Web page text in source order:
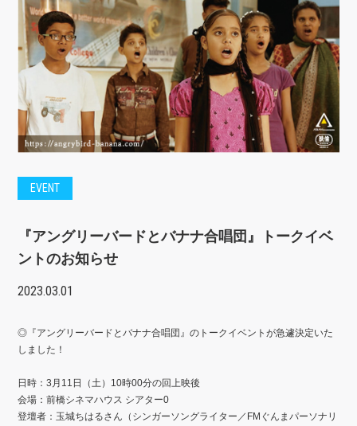
EVENT
『アングリーバードとバナナ合唱団』トークイベ
ントのお知らせ
2023.03.01
◎『アングリーバードとバナナ合唱団』のトークイベントが急遽決定いた
しました！
日時：3月11日（土）10時00分の回上映後
会場：前橋シネマハウス シアター0
登壇者：玉城ちはるさん（シンガーソングライター／FMぐんまパーソナリ